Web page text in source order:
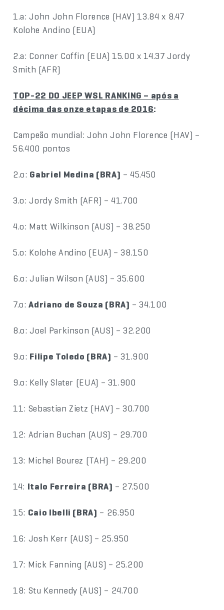
1.a: John John Florence (HAV) 13.84 x 8.47
Kolohe Andino (EUA)
2.a: Conner Coffin (EUA) 15.00 x 14.37 Jordy
Smith (AFR)
TOP-22 DO JEEP WSL RANKING – após a
décima das onze etapas de 2016:
Campeão mundial: John John Florence (HAV) –
56.400 pontos
2.o: Gabriel Medina (BRA) – 45.450
3.o: Jordy Smith (AFR) – 41.700
4.o: Matt Wilkinson (AUS) – 38.250
5.o: Kolohe Andino (EUA) – 38.150
6.o: Julian Wilson (AUS) – 35.600
7.o:Adriano de Souza (BRA) – 34.100
8.o: Joel Parkinson (AUS) – 32.200
9.o: Filipe Toledo (BRA) – 31.900
9.o: Kelly Slater (EUA) – 31.900
11: Sebastian Zietz (HAV) – 30.700
12: Adrian Buchan (AUS) – 29.700
13: Michel Bourez (TAH) – 29.200
14: Italo Ferreira (BRA) – 27.500
15: Caio Ibelli (BRA) – 26.950
16: Josh Kerr (AUS) – 25.950
17: Mick Fanning (AUS) – 25.200
18: Stu Kennedy (AUS) – 24.700